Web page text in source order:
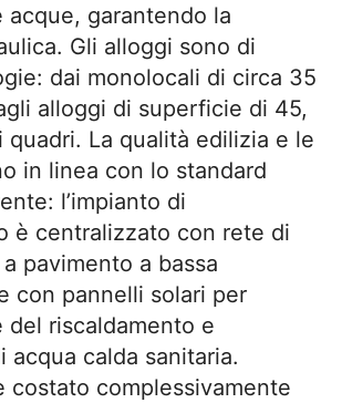
acque, garantendo la
Gli alloggi sono di
dai monolocali di circa 35
alloggi di superficie di 45,
quadri. La qualità edilizia e le
in linea con lo standard
l’impianto di
è centralizzato con rete di
pavimento a bassa
con pannelli solari per
del riscaldamento e
acqua calda sanitaria.
costato complessivamente